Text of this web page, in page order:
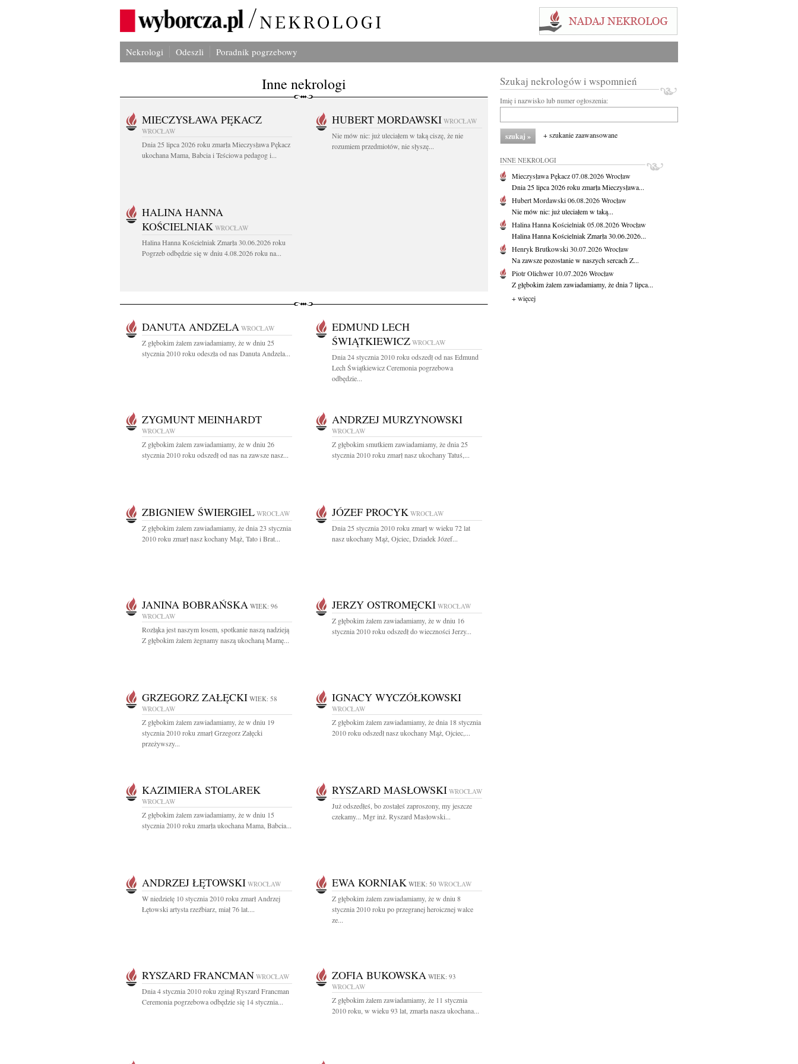
Nekrologi Odeszli Poradnik pogrzebowy
Inne nekrologi
MIECZYSŁAWA PĘKACZ
WROCŁAW
Dnia 25 lipca 2026 roku zmarła Mieczysława Pękacz
ukochana Mama, Babcia i Teściowa pedagog i...
HUBERT MORDAWSKI WROCŁAW
Nie mów nic: już uleciałem w taką ciszę, że nie
rozumiem przedmiotów, nie słyszę...
HALINA HANNA
KOŚCIELNIAK WROCŁAW
Halina Hanna Kościelniak Zmarła 30.06.2026 roku
Pogrzeb odbędzie się w dniu 4.08.2026 roku na...
DANUTA ANDZELA WROCŁAW
Z głębokim żalem zawiadamiamy, że w dniu 25
stycznia 2010 roku odeszła od nas Danuta Andzela...
EDMUND LECH
ŚWIĄTKIEWICZ WROCŁAW
Dnia 24 stycznia 2010 roku odszedł od nas Edmund
Lech Świątkiewicz Ceremonia pogrzebowa
odbędzie...
ZYGMUNT MEINHARDT
WROCŁAW
Z głębokim żalem zawiadamiamy, że w dniu 26
stycznia 2010 roku odszedł od nas na zawsze nasz...
ANDRZEJ MURZYNOWSKI
WROCŁAW
Z głębokim smutkiem zawiadamiamy, że dnia 25
stycznia 2010 roku zmarł nasz ukochany Tatuś,...
ZBIGNIEW ŚWIERGIEL WROCŁAW
Z głębokim żalem zawiadamiamy, że dnia 23 stycznia
2010 roku zmarł nasz kochany Mąż, Tato i Brat...
JÓZEF PROCYK WROCŁAW
Dnia 25 stycznia 2010 roku zmarł w wieku 72 lat
nasz ukochany Mąż, Ojciec, Dziadek Józef...
JANINA BOBRAŃSKA WIEK: 96
WROCŁAW
Rozłąka jest naszym losem, spotkanie naszą nadzieją
Z głębokim żalem żegnamy naszą ukochaną Mamę...
JERZY OSTROMĘCKI WROCŁAW
Z głębokim żalem zawiadamiamy, że w dniu 16
stycznia 2010 roku odszedł do wieczności Jerzy...
GRZEGORZ ZAŁĘCKI WIEK: 58
WROCŁAW
Z głębokim żalem zawiadamiamy, że w dniu 19
stycznia 2010 roku zmarł Grzegorz Załęcki
przeżywszy...
IGNACY WYCZÓŁKOWSKI
WROCŁAW
Z głębokim żalem zawiadamiamy, że dnia 18 stycznia
2010 roku odszedł nasz ukochany Mąż, Ojciec,...
KAZIMIERA STOLAREK
WROCŁAW
Z głębokim żalem zawiadamiamy, że w dniu 15
stycznia 2010 roku zmarła ukochana Mama, Babcia...
RYSZARD MASŁOWSKI WROCŁAW
Już odszedłeś, bo zostałeś zaproszony, my jeszcze
czekamy... Mgr inż. Ryszard Masłowski...
ANDRZEJ ŁĘTOWSKI WROCŁAW
W niedzielę 10 stycznia 2010 roku zmarł Andrzej
Łętowski artysta rzeźbiarz, miał 76 lat....
EWA KORNIAK WIEK: 50 WROCŁAW
Z głębokim żalem zawiadamiamy, że w dniu 8
stycznia 2010 roku po przegranej heroicznej walce
ze...
RYSZARD FRANCMAN WROCŁAW
Dnia 4 stycznia 2010 roku zginął Ryszard Francman
Ceremonia pogrzebowa odbędzie się 14 stycznia...
ZOFIA BUKOWSKA WIEK: 93
WROCŁAW
Z głębokim żalem zawiadamiamy, że 11 stycznia
2010 roku, w wieku 93 lat, zmarła nasza ukochana...
Szukaj nekrologów i wspomnień
Imię i nazwisko lub numer ogłoszenia:
+ szukanie zaawansowane
INNE NEKROLOGI
Mieczysława Pękacz07.08.2026Wrocław
Dnia 25 lipca 2026 roku zmarła Mieczysława...
Hubert Mordawski06.08.2026Wrocław
Nie mów nic: już uleciałem w taką...
Halina Hanna Kościelniak05.08.2026Wrocław
Halina Hanna Kościelniak Zmarła 30.06.2026...
Henryk Brutkowski30.07.2026Wrocław
Na zawsze pozostanie w naszych sercach Z...
Piotr Olichwer 10.07.2026Wrocław
Z głębokim żalem zawiadamiamy, że dnia 7 lipca...
+ więcej